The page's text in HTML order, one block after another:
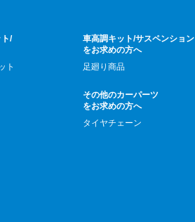
/
ト
車高調キット/サスペンション
をお求めの方へ
足廻り商品
その他のカーパーツ
をお求めの方へ
タイヤチェーン